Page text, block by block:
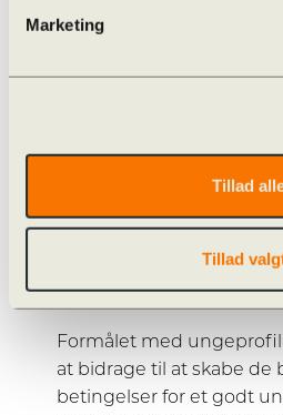
Marketing
Tillad
Tillad
ungdomsuddannelser i
netværk
I dette regi deltager vi i
Formålet med
at bidrage til at skabe de
betingelser for et godt